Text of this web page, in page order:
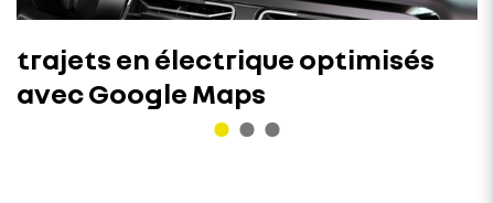
trajets en électrique optimisés
avec Google Maps